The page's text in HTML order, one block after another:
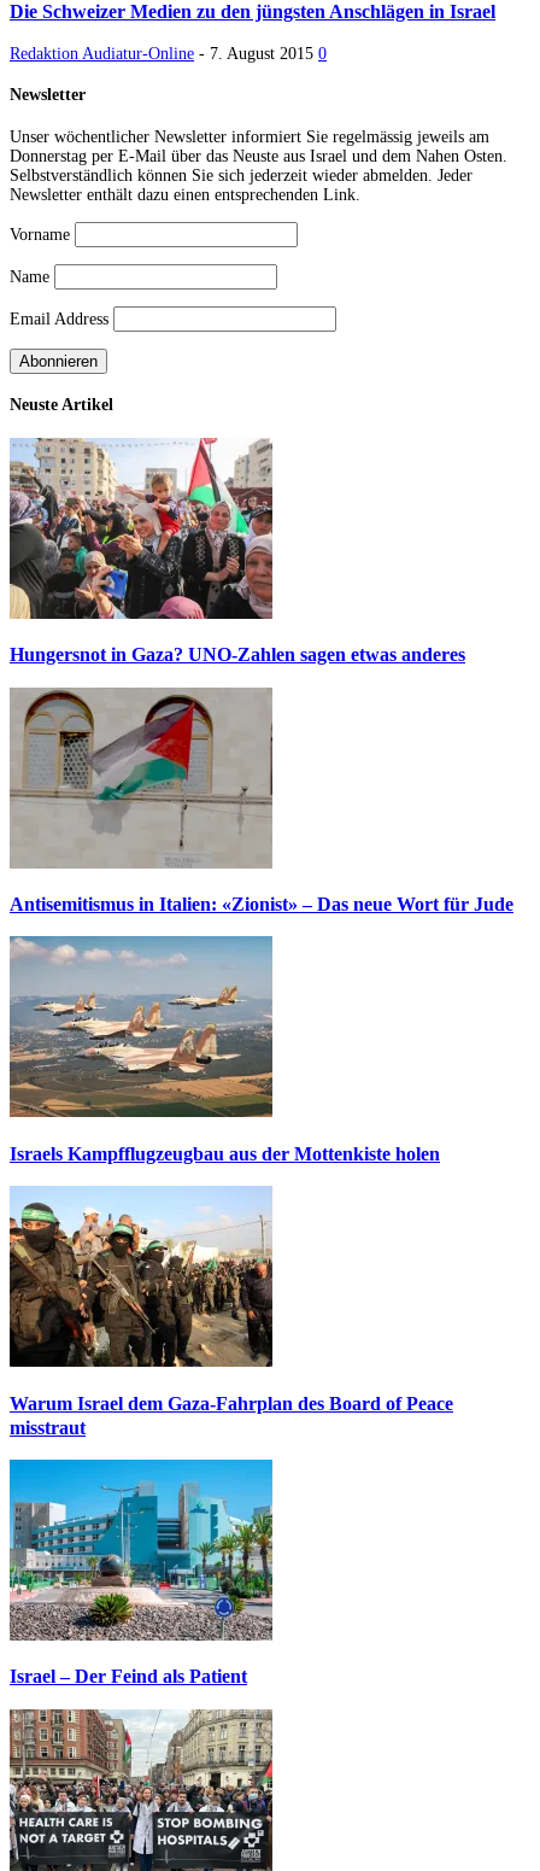
Die Schweizer Medien zu den jüngsten Anschlägen in Israel
Redaktion Audiatur-Online - 7. August 2015 0
Newsletter
Unser wöchentlicher Newsletter informiert Sie regelmässig jeweils am
Donnerstag per E-Mail über das Neuste aus Israel und dem Nahen Osten.
Selbstverständlich können Sie sich jederzeit wieder abmelden. Jeder
Newsletter enthält dazu einen entsprechenden Link.
Vorname
Name
Email Address
Neuste Artikel
Hungersnot in Gaza? UNO-Zahlen sagen etwas anderes
Antisemitismus in Italien: «Zionist» – Das neue Wort für Jude
Israels Kampfflugzeugbau aus der Mottenkiste holen
Warum Israel dem Gaza-Fahrplan des Board of Peace
misstraut
Israel – Der Feind als Patient